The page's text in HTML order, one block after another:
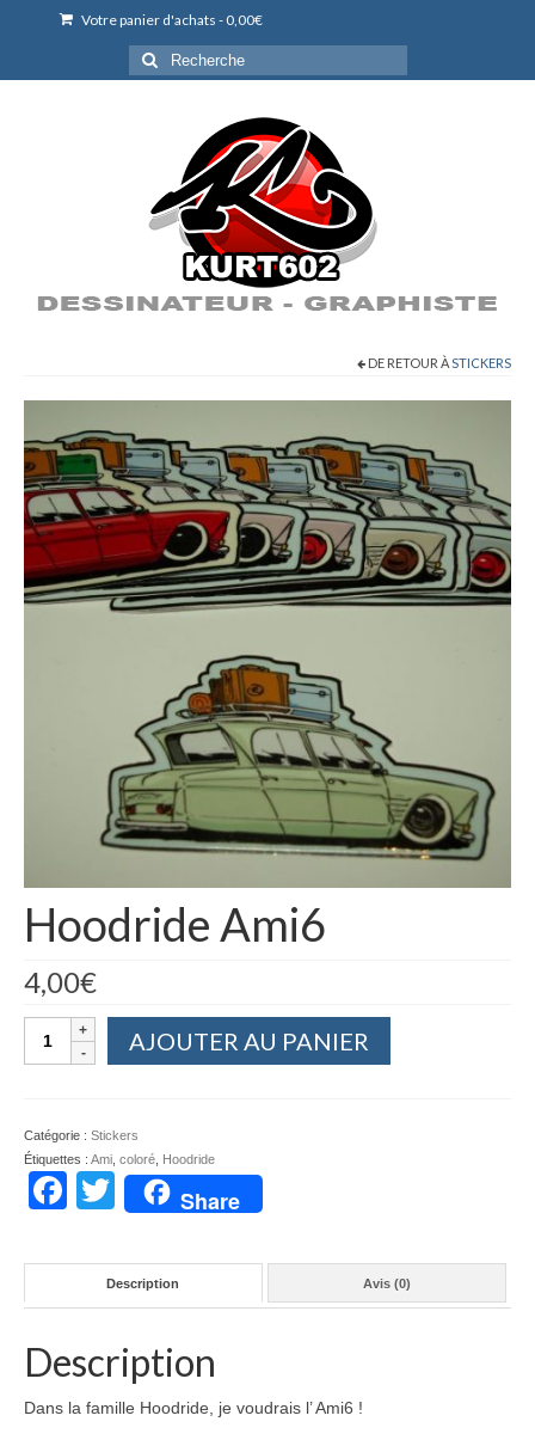
Votre panier d'achats - 0,00€
Rechercher
:
DE RETOUR ÀSTICKERS
Hoodride Ami6
4,00€
quantité
AJOUTER AU PANIER
Catégorie : Stickers
Étiquettes : Ami coloré Hoodride
Facebook
Twitter
Share
Description Avis (0)
Description
Dans la famille Hoodride, je voudrais l’ Ami6 !